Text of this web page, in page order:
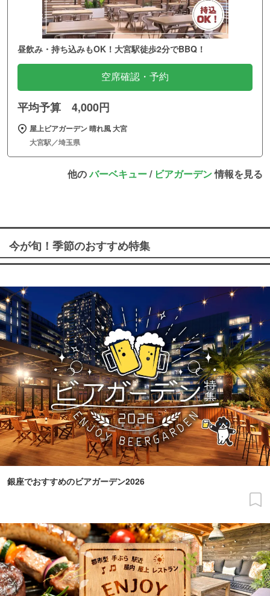
昼飲み・持ち込みもOK！大宮駅徒歩2分でBBQ！
空席確認・予約
平均予算 4,000円
屋上ビアガーデン 晴れ風 大宮
大宮駅／埼玉県
他のバーベキュー/ ビアガーデン情報を見る
今が旬！季節のおすすめ特集
銀座でおすすめのビアガーデン2026